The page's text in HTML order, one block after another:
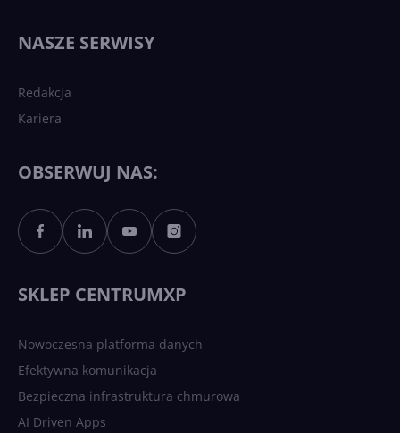
Sztuczna inteligencja po
polsku. Dość barier
NASZE SERWISY
Redakcja
Kariera
OBSERWUJ NAS:
SKLEP CENTRUMXP
Nowoczesna platforma danych
Efektywna komunikacja
Bezpieczna infrastruktura chmurowa
AI Driven Apps